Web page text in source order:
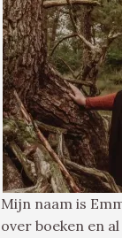
Mijn naam is
over boeken en